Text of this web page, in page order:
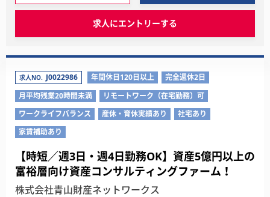
求人にエントリーする
求人NO. J0022986 年間休日120日以上
完全週休2日
月平均残業20時間未満
リモートワーク（在宅勤務）可
ワークライフバランス
産休・育休実績あり
社宅あり
家賃補助あり
【時短／週3日・週4日勤務OK】資産5億円以上の
富裕層向け資産コンサルティングファーム！
株式会社青山財産ネットワークス